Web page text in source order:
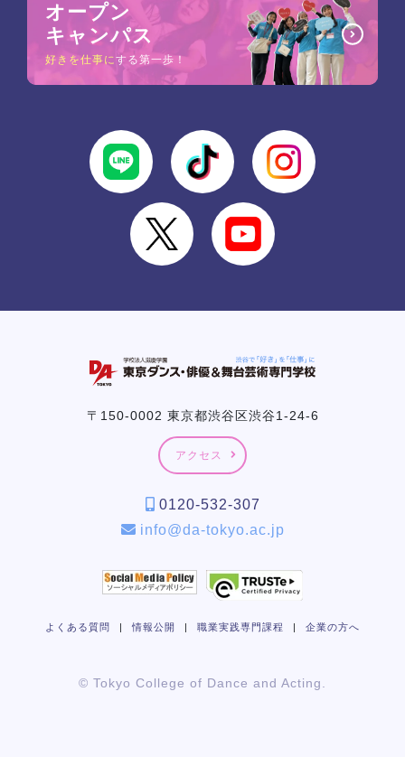
オープン
キャンパス
好きを仕事にする第一歩！
〒150-0002 東京都渋谷区渋谷1-24-6
アクセス
0120-532-307
info@da-tokyo.ac.jp
よくある質問 | 情報公開 | 職業実践専門課程 | 企業の方へ
© Tokyo College of Dance and Acting.